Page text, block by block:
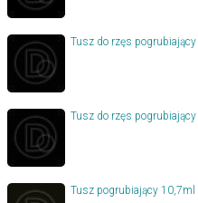
Tusz do rzęs
Tusz do rzęs
Tusz pogrubiający 10,7ml